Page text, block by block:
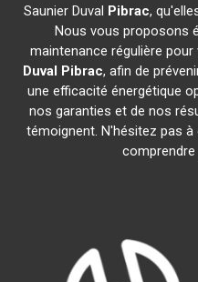
Saunier Duval Pibrac,
Nous vous proposons
maintenance régulière pour
Duval Pibrac, afin de
une efficacité énergétique
nos garanties et de nos
témoignent. N'hésitez pas